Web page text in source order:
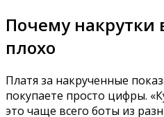
Почему накрутки
плохо
Платя за накрученные
покупаете просто цифры.
это чаще всего боты из